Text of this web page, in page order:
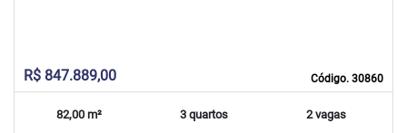
Código. 30860
R$ 847.889,00
82,00 m² 3 quartos 2 vagas